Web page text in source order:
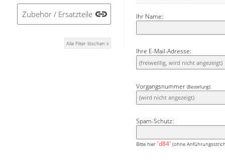
Zubehör / Ersatzteile
Alle Filter löschen x
Ihr Name:
Ihre E-Mail-Adresse:
Vorgangsnummer (Bestellung):
Spam-Schutz:
Bitte hier 'd84' (ohne